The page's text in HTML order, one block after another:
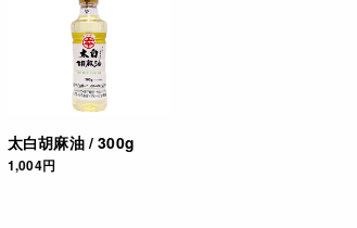
太白胡麻油 / 300g
1,004円